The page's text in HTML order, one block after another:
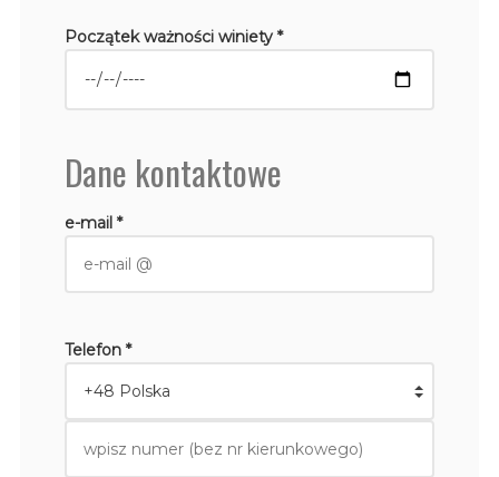
Początek ważności winiety *
Dane kontaktowe
e-mail *
Telefon *